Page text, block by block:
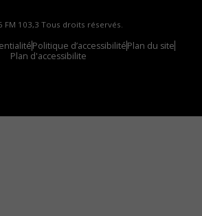
FM 103,3 Tous droits réservés.
Politique d’accessibilitéPlan du site
Plan d'accessibilite